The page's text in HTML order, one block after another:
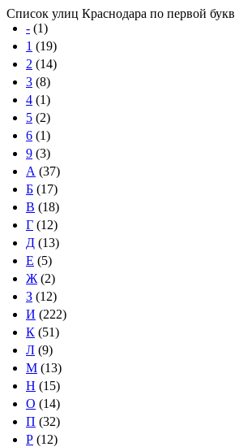
Список улиц Краснодара по первой
- (1)
1 (19)
2 (14)
3 (8)
4 (1)
5 (2)
6 (1)
9 (3)
А (37)
Б (17)
В (18)
Г (12)
Д (13)
Е (5)
Ж (2)
З (12)
И (222)
К (51)
Л (9)
М (13)
Н (15)
О (14)
П (32)
Р (12)